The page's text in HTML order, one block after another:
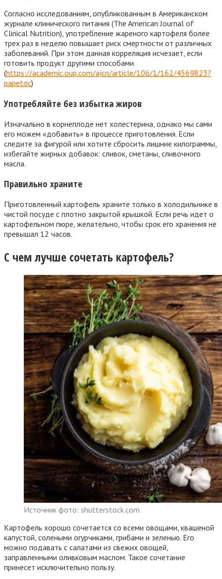
Согласно исследованиям, опубликованным в Американском
журнале клинического питания (The American Journal of
Clinical Nutrition), употребление жареного картофеля более
трех раз в неделю повышает риск смертности от различных
заболеваний. При этом данная корреляция исчезает, если
готовить продукт другими способами.
(https://academic.oup.com/ajcn/article/106/1/162/4569823?
papetoc)
Употребляйте без избытка жиров
Изначально в корнеплоде нет холестерина, однако мы сами
его можем «добавить» в процессе приготовления. Если
следите за фигурой или хотите сбросить лишние килограммы,
избегайте жирных добавок: сливок, сметаны, сливочного
масла.
Правильно храните
Приготовленный картофель храните только в холодильнике в
чистой посуде с плотно закрытой крышкой. Если речь идет о
картофельном пюре, желательно, чтобы срок его хранения не
превышал 12 часов.
С чем лучше сочетать картофель?
Источник фото: shutterstock.com
Картофель хорошо сочетается со всеми овощами, квашеной
капустой, солеными огурчиками, грибами и зеленью. Его
можно подавать с салатами из свежих овощей,
заправленными оливковым маслом. Такое сочетание
принесет исключительно пользу.